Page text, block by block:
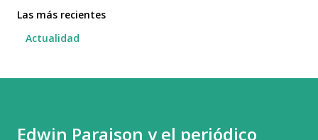
Las más recientes
Actualidad
Edwin Paraison y el periódico